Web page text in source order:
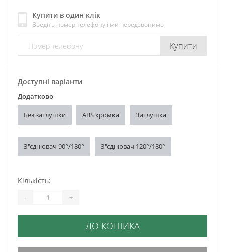
Купити в один клік
Введіть номер телефону і ми передзвонимо
Купити
Доступні варіанти
Додатково
Без заглушки ABS кромка Заглушка
З"єднювач 90°/180° З"єднювач 120°/180°
Кількість:
- +
ДО КОШИКА